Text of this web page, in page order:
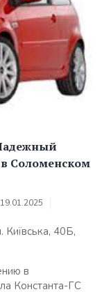
Соломенском
19.01.2025
Київська, 40Б,
в
Константа-ГС